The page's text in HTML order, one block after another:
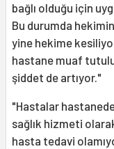
bağlı olduğu için
Bu durumda
yine hekime
hastane muaf
şiddet de artıyor."
"Hastalar
sağlık hizmeti
hasta tedavi